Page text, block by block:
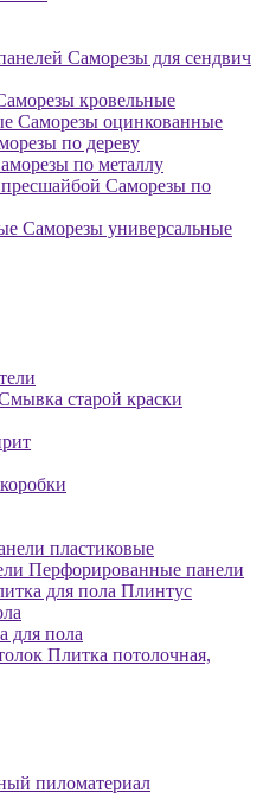
Саморезы для сендвич
кровельные
Саморезы оцинкованные
по дереву
по металлу
Саморезы по
Саморезы универсальные
старой краски
пластиковые
Перфорированные панели
Плинтус
для пола
Плитка потолочная,